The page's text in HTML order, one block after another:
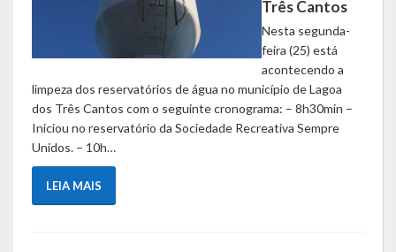
Administração, Fazenda e Planejamento
Desenvolvimento Econômico
Desenvolvimento Social
Três Cantos
Nesta segunda-
feira (25) está
acontecendo a
limpeza dos reservatórios de água no município de Lagoa
dos Três Cantos com o seguinte cronograma: – 8h30min –
Iniciou no reservatório da Sociedade Recreativa Sempre
Unidos. – 10h…
LEIA MAIS